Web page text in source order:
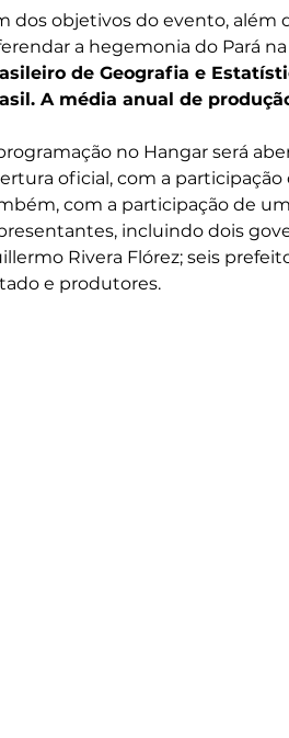
dos objetivos do evento, além
a hegemonia do Pará
de Geografia e
A média anual de
no Hangar será
oficial, com a participação
com a participação de
incluindo dois
Rivera Flórez; seis
e produtores.